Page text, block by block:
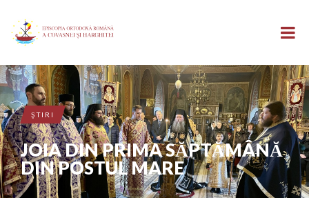
ŞTIRI
JOIA DIN PRIMA SĂPTĂMÂNĂ
DIN POSTUL MARE